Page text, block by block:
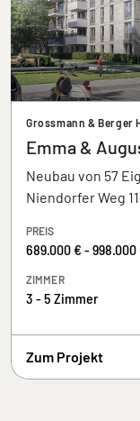
Grossmann & Berger
Emma &
Neubau von 57
Niendorfer Weg
PREIS
689.000 € - 998.000
ZIMMER
3 - 5 Zimmer
Zum Projekt